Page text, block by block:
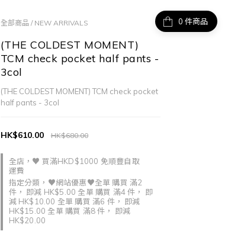
件商品
全部商品 / NEW ARRIVALS
(THE COLDEST MOMENT)
TCM check pocket half pants -
3col
(THE COLDEST MOMENT) TCM check pocket
half pants - 3col
全店，♥ 買滿HKD$1000 免順豐自取
運費
指定分類，♥網站優惠♥全單 購買 滿2
件， 即減 HK$5.00 全單 購買 滿4 件， 即
減 HK$10.00 全單 購買 滿6 件， 即減
HK$15.00 全單 購買 滿8 件， 即減
HK$20.00
HK$680.00
HK$610.00